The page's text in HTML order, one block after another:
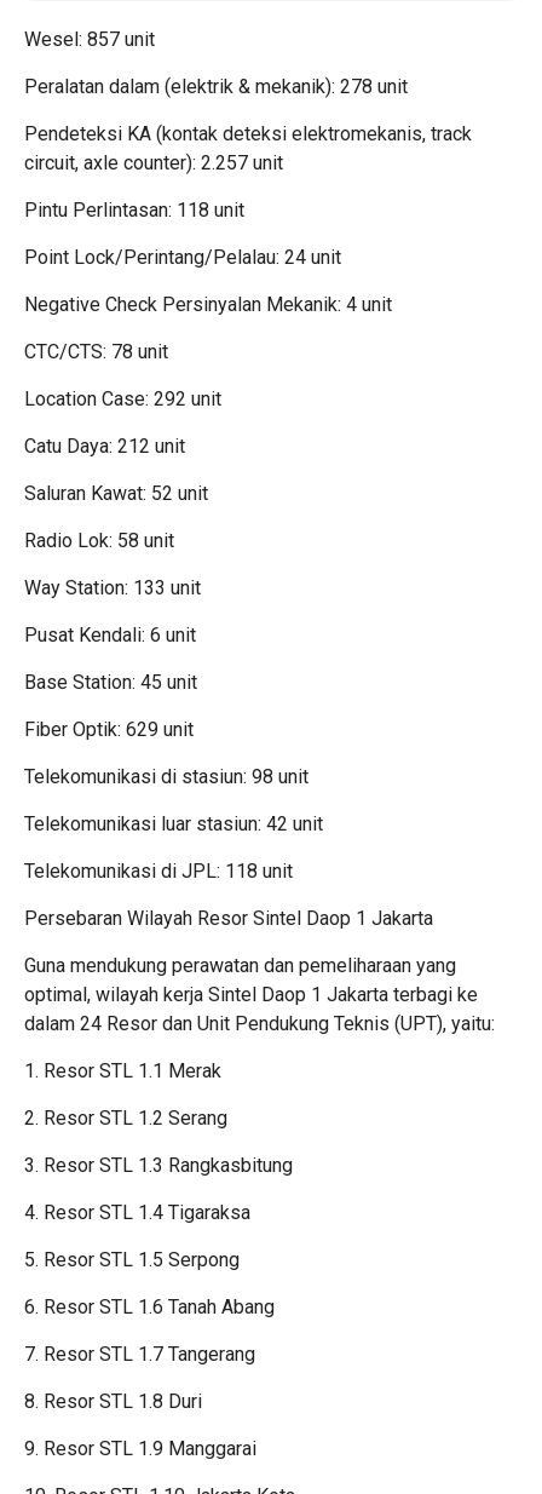
Wesel: 857 unit
Peralatan dalam (elektrik & mekanik): 278 unit
Pendeteksi KA (kontak deteksi elektromekanis, track
circuit, axle counter): 2.257 unit
Pintu Perlintasan: 118 unit
Point Lock/Perintang/Pelalau: 24 unit
Negative Check Persinyalan Mekanik: 4 unit
CTC/CTS: 78 unit
Location Case: 292 unit
Catu Daya: 212 unit
Saluran Kawat: 52 unit
Radio Lok: 58 unit
Way Station: 133 unit
Pusat Kendali: 6 unit
Base Station: 45 unit
Fiber Optik: 629 unit
Telekomunikasi di stasiun: 98 unit
Telekomunikasi luar stasiun: 42 unit
Telekomunikasi di JPL: 118 unit
Persebaran Wilayah Resor Sintel Daop 1 Jakarta
Guna mendukung perawatan dan pemeliharaan yang
optimal, wilayah kerja Sintel Daop 1 Jakarta terbagi ke
dalam 24 Resor dan Unit Pendukung Teknis (UPT), yaitu:
1. Resor STL 1.1 Merak
2. Resor STL 1.2 Serang
3. Resor STL 1.3 Rangkasbitung
4. Resor STL 1.4 Tigaraksa
5. Resor STL 1.5 Serpong
6. Resor STL 1.6 Tanah Abang
7. Resor STL 1.7 Tangerang
8. Resor STL 1.8 Duri
9. Resor STL 1.9 Manggarai